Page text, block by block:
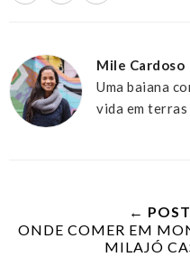
Mile Cardoso
Uma baiana
vida em
←
ONDE COMER EM
MILAJÓ